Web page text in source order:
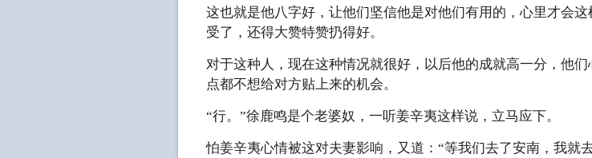
这也就是他八字好，让他们坚信他是对他们有用的，心里才会
受了，还得大赞特赞扔得好。
对于这种人，现在这种情况就很好，以后他的成就高一分，他
点都不想给对方贴上来的机会。
“行。”徐鹿鸣是个老婆奴，一听姜辛夷这样说，立马应下。
怕姜辛夷心情被这对夫妻影响，又道：“等我们去了安南，我就